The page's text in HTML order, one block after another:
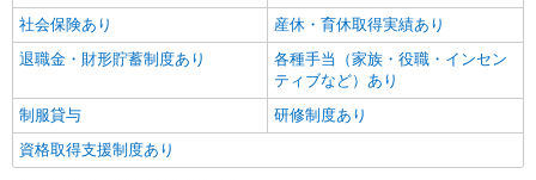
社会保険あり
産休・育休取得実績あり
退職金・財形貯蓄制度あり
各種手当（家族・役職・インセン
ティブなど）あり
制服貸与
研修制度あり
資格取得支援制度あり